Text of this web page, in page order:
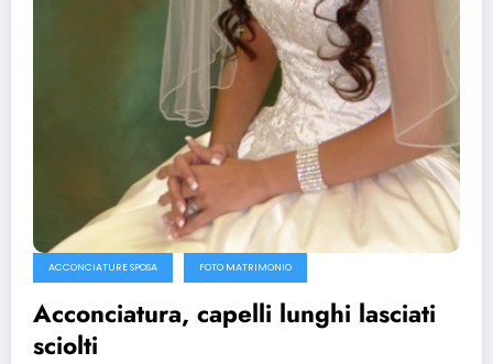
ACCONCIATURE SPOSA FOTO MATRIMONIO
Acconciatura, capelli lunghi lasciati
sciolti